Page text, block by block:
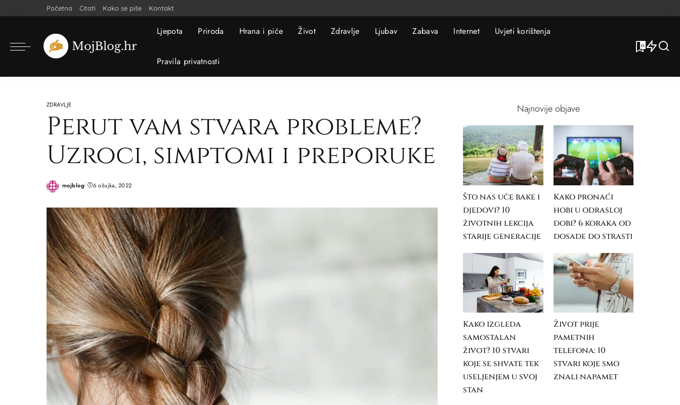
Početna Citati Kako se piše Kontakt
Ljepota Priroda Hrana i piće Život Zdravlje Ljubav Zabava Internet Uvjeti korištenja
Pravila privatnosti
0
ZDRAVLJE
Perut vam stvara probleme?
Uzroci, simptomi i preporuke
Posted
mojblog 6 ožujka, 2022
Najnovije objave
Što nas uče bake i
djedovi? 10
životnih lekcija
starije generacije
Kako pronaći
hobi u odrasloj
dobi? 6 koraka od
dosade do strasti
Kako izgleda
samostalan
život? 10 stvari
koje se shvate tek
useljenjem u svoj
stan
Život prije
pametnih
telefona: 10
stvari koje smo
znali napamet